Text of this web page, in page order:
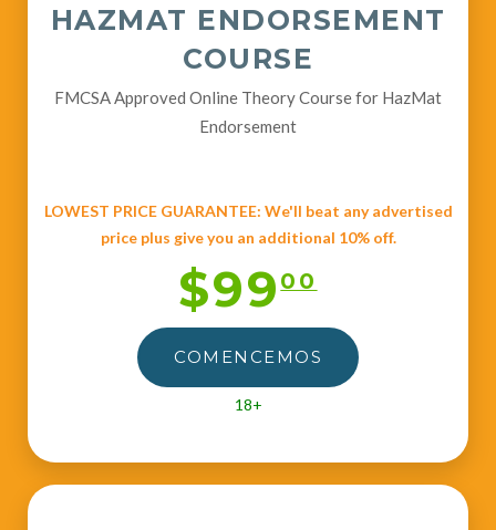
HAZMAT ENDORSEMENT
COURSE
FMCSA Approved Online Theory Course for HazMat
Endorsement
LOWEST PRICE GUARANTEE: We'll beat any advertised
price plus give you an additional 10% off.
$9900
COMENCEMOS
18+